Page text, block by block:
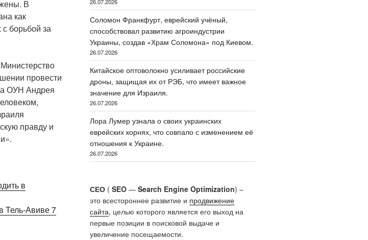
В
как
борьбой за
провести
ОУН Андрея
правду и
в
Тель-Авиве 7
26.07.2026
Соломон Франкфурт, еврейский учёный,
способствовал развитию агроиндустрии
Украины, создав «Храм Соломона» под Киевом.
26.07.2026
Китайское оптоволокно усиливает российские
дроны, защищая их от РЭБ, что имеет важное
значение для Израиля.
26.07.2026
Лора Лумер узнала о своих украинских
еврейских корнях, что совпало с изменением её
отношения к Украине.
26.07.2026
СЕО( SEO— Search Engine Optimization) –
это всестороннее развитие и продвижение
сайта, целью которого является его выход на
первые позиции в поисковой выдаче и
увеличение посещаемости.